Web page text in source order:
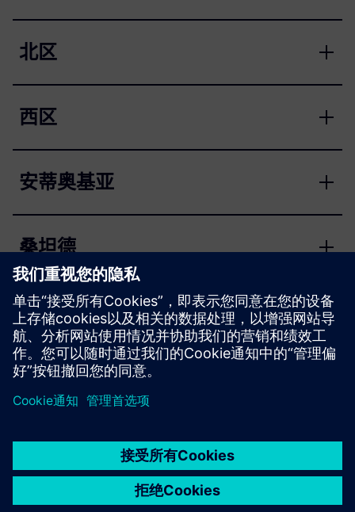
北区
西区
安蒂奥基亚
桑坦德
博亚卡
如果您有兴趣为将来的访问预定日期，请在下方告知我们。
请在表格的评论部分注明您的理想日期。